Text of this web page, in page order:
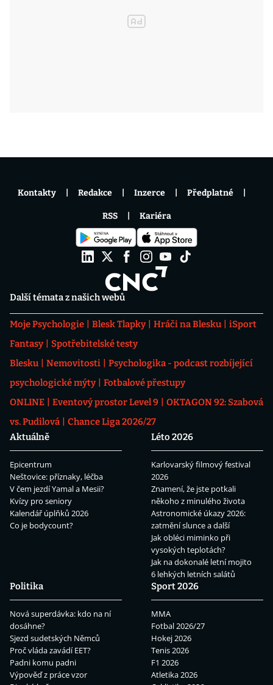
Další témata z našich webů
Moje Psychologie Blesk Tlapky Hráči na Blesku
iSport
Fantasy
Spotřebitelské testy
Blesku
Nemovitosti
Psychologika - podcast rozbíjející
psychologické mýty
Fotbalové přestupy
ONLINE
Eventový prostor Level 9
OKTAGON 92: Szabová
vs. Pudilová
Chance Liga 2026/27
Aktuálně
Epicentrum
Neštovice: příznaky, léčba
V čem jezdí Yamal a Mesii?
Kvízy pro seniory
Kalendář úplňků 2026
Co je bodycount?
Léto 2026
Karlovarský filmový festival
2026
Znamení, že jste potkali
někoho z minulého života
Astronomické úkazy 2026:
zatmění slunce a další
Jak obléci miminko při
vysokých teplotách?
Jak na dokonalé letní mojito
6 lehkých letních salátů
Politika
Nová superdávka: kdo na ní
dosáhne?
Sjezd sudetských Němců
Proč vláda zavádí EET?
Padni komu padni
Výpověď z práce vzor
Sport 2026
MMA
Fotbal 2026/27
Hokej 2026
Tenis 2026
F1 2026
Atletika 2026
Kontakty Redakce Inzerce Předplatné
RSS Kariéra